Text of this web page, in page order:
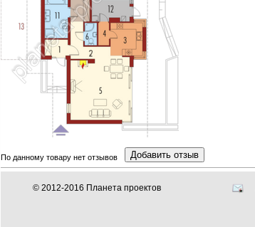
По данному товару нет отзывов Добавить отзыв
© 2012-2016 Планета проектов